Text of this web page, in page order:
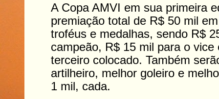
A Copa AMVI em sua primeira
premiação total de R$ 50 mil
troféus e medalhas, sendo R$
campeão, R$ 15 mil para o vice
terceiro colocado. Também
artilheiro, melhor goleiro e
1 mil, cada.